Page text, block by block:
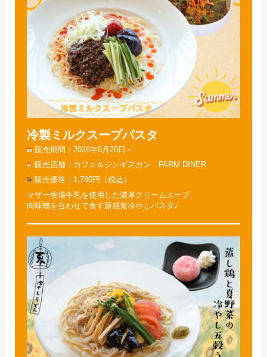
冷製ミルクスープパスタ
販売期間
2026年6月26日～
販売店舗
カフェ＆ジンギスカン FARM DINER
販売価格
1,780円（税込）
マザー牧場牛乳を使用した濃厚クリームスープ、
肉味噌を合わせて食す新感覚冷やしパスタ♪